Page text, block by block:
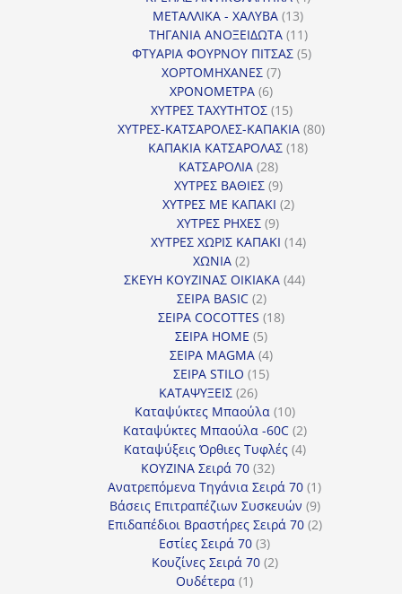
ΜΕΤΑΛΛΙΚΑ - ΧΑΛΥΒΑ 1313
προϊόντα
ΤΗΓΑΝΙΑ ΑΝΟΞΕΙΔΩΤΑ 1111
προϊόντα
ΦΤΥΑΡΙΑ ΦΟΥΡΝΟΥ ΠΙΤΣΑΣ 55
ΧΟΡΤΟΜΗΧΑΝΕΣ 77
ΧΡΟΝΟΜΕΤΡΑ 66
προϊόντα
ΧΥΤΡΕΣ ΤΑΧΥΤΗΤΟΣ 1515
προϊόντα
ΧΥΤΡΕΣ-ΚΑΤΣΑΡΟΛΕΣ-ΚΑΠΑΚΙΑ 8080
ΚΑΠΑΚΙΑ ΚΑΤΣΑΡΟΛΑΣ 1818
ΚΑΤΣΑΡΟΛΙΑ 2828
προϊόντα
ΧΥΤΡΕΣ ΒΑΘΙΕΣ 99
προϊόντα
ΧΥΤΡΕΣ ΜΕ ΚΑΠΑΚΙ 22
ΧΥΤΡΕΣ ΡΗΧΕΣ 99
προϊόντα
ΧΥΤΡΕΣ ΧΩΡΙΣ ΚΑΠΑΚΙ 1414
ΧΩΝΙΑ 22
προϊόντα
ΣΚΕΥΗ ΚΟΥΖΙΝΑΣ ΟΙΚΙΑΚΑ 4444
ΣΕΙΡΑ BASIC 22
προϊόντα
ΣΕΙΡΑ COCOTTES 1818
ΣΕΙΡΑ HOME 55
προϊόντα
ΣΕΙΡΑ MAGMA 44
προϊόντα
ΣΕΙΡΑ STILO 1515
ΚΑΤΑΨΥΞΕΙΣ 2626
προϊόντα
Καταψύκτες Μπαούλα 1010
προϊόντα
Καταψύκτες Μπαούλα -60C 22
προϊόντα
Καταψύξεις Όρθιες Τυφλές 44
ΚΟΥΖΙΝΑ Σειρά 70 3232
προϊόντα
Ανατρεπόμενα Τηγάνια Σειρά 70 11
προϊόν
Βάσεις Επιτραπέζιων Συσκευών 99
προϊόντα
Επιδαπέδιοι Βραστήρες Σειρά 70 22
Εστίες Σειρά 70 33
προϊόντα
Κουζίνες Σειρά 70 22
Ουδέτερα 11